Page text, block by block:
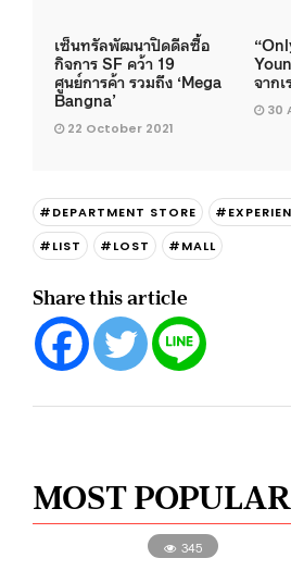
เซ็นทรัลพัฒนาปิดดีลซื้อ
กิจการ SF คว้า 19
ศูนย์การค้า รวมถึง ‘Mega
Bangna’
22 October 2021
จาก
30
#DEPARTMENT STORE
#LIST
#LOST #MALL
Share this article
MOST POPULAR
345